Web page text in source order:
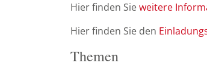
Hier finden Sieweitere
Hier finden Sie den
Themen